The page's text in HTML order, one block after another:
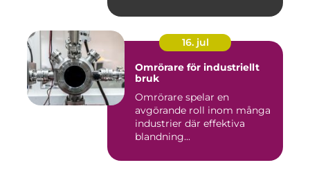
16. jul
Omrörare för industriellt
bruk
Omrörare spelar en
avgörande roll inom många
industrier där effektiva
blandning...